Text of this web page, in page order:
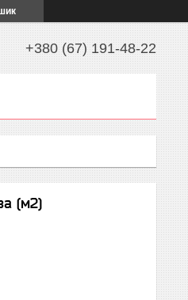
+380 (67) 191-48-22
(м2)